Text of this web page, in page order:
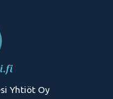
Yhtiöt Oy